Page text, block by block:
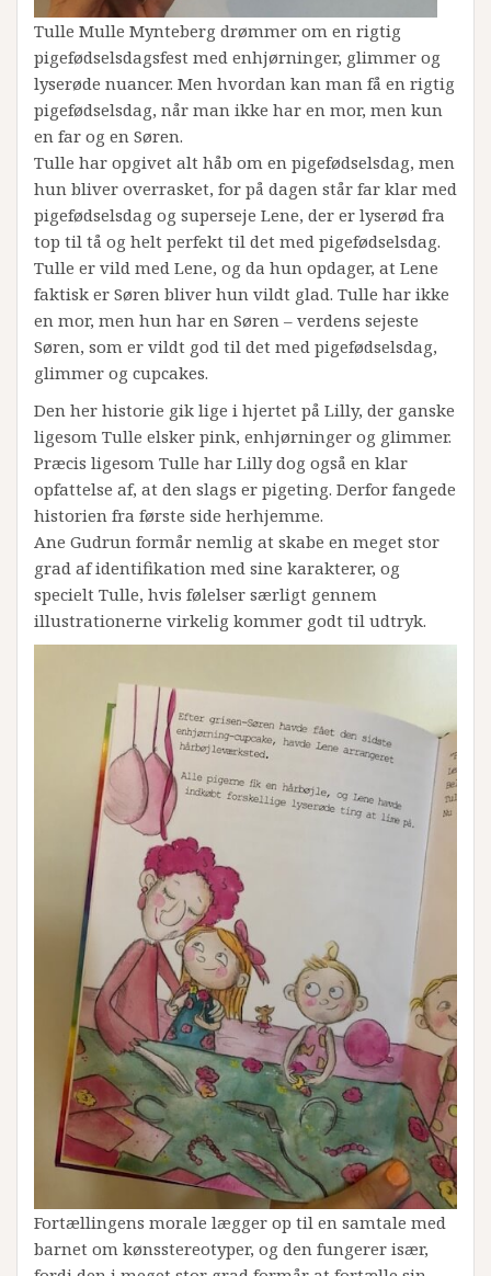
Tulle Mulle Mynteberg drømmer om en rigtig
pigefødselsdagsfest med enhjørninger, glimmer og
lyserøde nuancer. Men hvordan kan man få en rigtig
pigefødselsdag, når man ikke har en mor, men kun
en far og en Søren.
Tulle har opgivet alt håb om en pigefødselsdag, men
hun bliver overrasket, for på dagen står far klar med
pigefødselsdag og superseje Lene, der er lyserød fra
top til tå og helt perfekt til det med pigefødselsdag.
Tulle er vild med Lene, og da hun opdager, at Lene
faktisk er Søren bliver hun vildt glad. Tulle har ikke
en mor, men hun har en Søren – verdens sejeste
Søren, som er vildt god til det med pigefødselsdag,
glimmer og cupcakes.
Den her historie gik lige i hjertet på Lilly, der ganske
ligesom Tulle elsker pink, enhjørninger og glimmer.
Præcis ligesom Tulle har Lilly dog også en klar
opfattelse af, at den slags er pigeting. Derfor fangede
historien fra første side herhjemme.
Ane Gudrun formår nemlig at skabe en meget stor
grad af identifikation med sine karakterer, og
specielt Tulle, hvis følelser særligt gennem
illustrationerne virkelig kommer godt til udtryk.
Fortællingens morale lægger op til en samtale med
barnet om kønsstereotyper, og den fungerer især,